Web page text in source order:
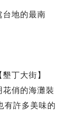
台地的最南
丁大街】
俏的海灘裝
有許多美味的